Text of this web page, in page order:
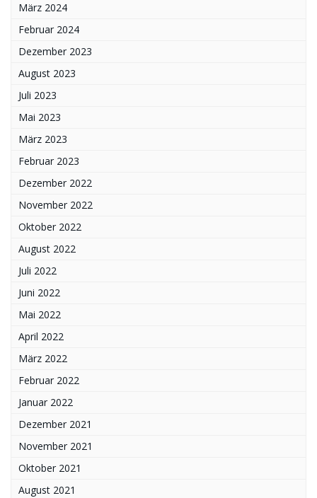
März 2024
Februar 2024
Dezember 2023
August 2023
Juli 2023
Mai 2023
März 2023
Februar 2023
Dezember 2022
November 2022
Oktober 2022
August 2022
Juli 2022
Juni 2022
Mai 2022
April 2022
März 2022
Februar 2022
Januar 2022
Dezember 2021
November 2021
Oktober 2021
August 2021